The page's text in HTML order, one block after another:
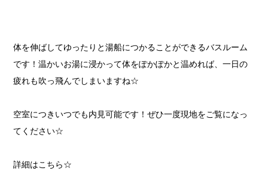
体を伸ばしてゆったりと湯船につかることができるバスルーム
です！温かいお湯に浸かって体をぽかぽかと温めれば、一日の
疲れも吹っ飛んでしまいますね☆
空室につきいつでも内見可能です！ぜひ一度現地をご覧になっ
てください☆
詳細はこちら☆